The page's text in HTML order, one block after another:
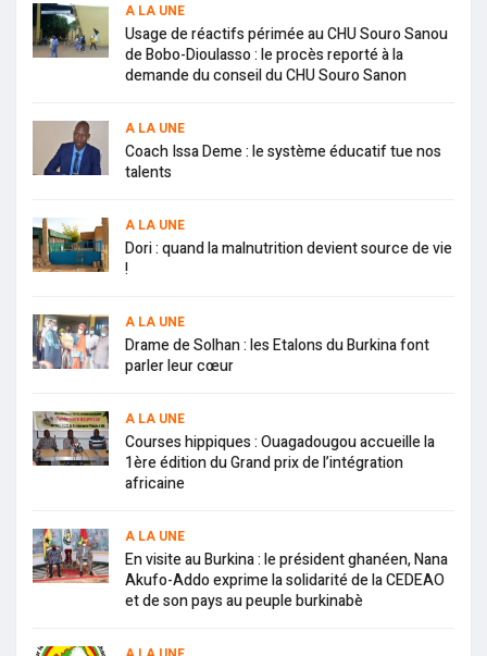
A LA UNE
Usage de réactifs périmée au CHU Souro Sanou
de Bobo-Dioulasso : le procès reporté à la
demande du conseil du CHU Souro Sanon
A LA UNE
Coach Issa Deme : le système éducatif tue nos
talents
A LA UNE
Dori : quand la malnutrition devient source de vie
!
A LA UNE
Drame de Solhan : les Etalons du Burkina font
parler leur cœur
A LA UNE
Courses hippiques : Ouagadougou accueille la
1ère édition du Grand prix de l’intégration
africaine
A LA UNE
En visite au Burkina : le président ghanéen, Nana
Akufo-Addo exprime la solidarité de la CEDEAO
et de son pays au peuple burkinabè